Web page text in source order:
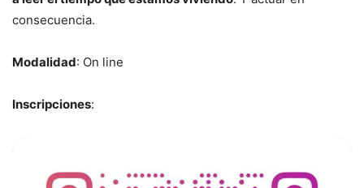
consecuencia.
Modalidad: On line
Inscripciones: